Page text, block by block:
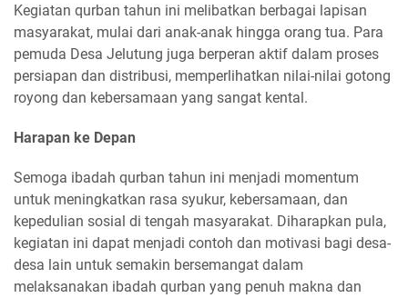
Kegiatan qurban tahun ini melibatkan berbagai lapisan
masyarakat, mulai dari anak-anak hingga orang tua. Para
pemuda Desa Jelutung juga berperan aktif dalam proses
persiapan dan distribusi, memperlihatkan nilai-nilai gotong
royong dan kebersamaan yang sangat kental.
Harapan ke Depan
Semoga ibadah qurban tahun ini menjadi momentum
untuk meningkatkan rasa syukur, kebersamaan, dan
kepedulian sosial di tengah masyarakat. Diharapkan pula,
kegiatan ini dapat menjadi contoh dan motivasi bagi desa-
desa lain untuk semakin bersemangat dalam
melaksanakan ibadah qurban yang penuh makna dan